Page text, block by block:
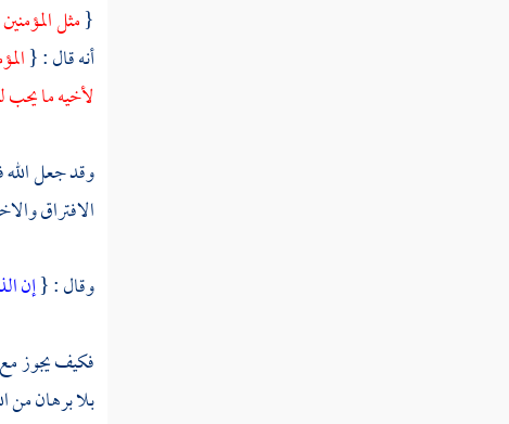
{مثل
أنه قال : {
لأخيه ما يحب
وقد جعل الله
الافتراق
وقال : {إن
فكيف يجوز
بلا برهان من